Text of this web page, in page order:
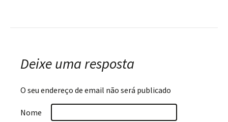
do
post
Deixe uma resposta
O seu endereço de email não será publicado
Nome